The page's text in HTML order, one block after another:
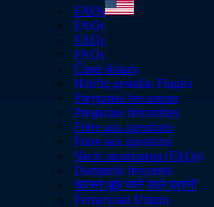
FAQs
FAQs
FAQs
FAQs
Časté dotazy
Häufig gestellte Fragen
Preguntas frecuentes
Preguntas frecuentes
Foire aux questions​
Foire aux questions​
Часті запитання (FAQs)
Domande frequenti
अक्सर पूछे जाने वाले प्रश्नों
Pertanyaan Umum